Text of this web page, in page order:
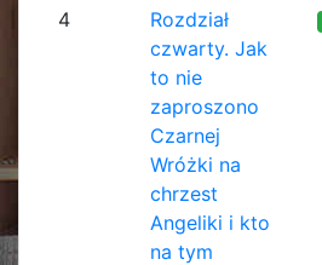
4
Rozdział
czwarty. Jak
to nie
zaproszono
Czarnej
Wróżki na
chrzest
Angeliki i kto
na tym